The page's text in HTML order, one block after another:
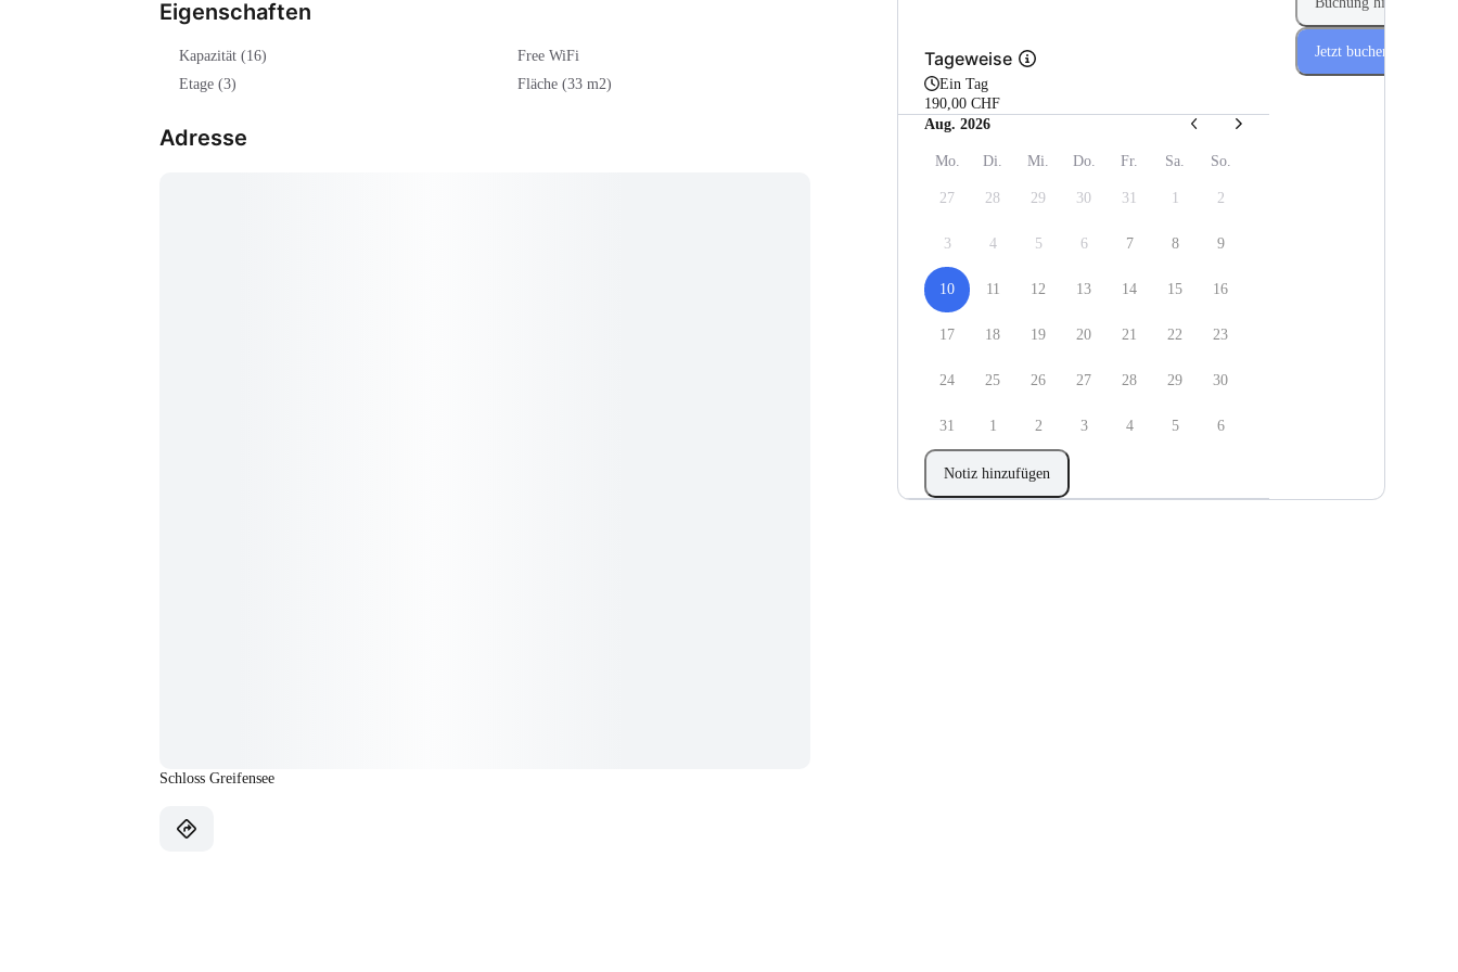
Eigenschaften
Kapazität (16)
Free WiFi
Etage (3)
Fläche (33 m2)
Adresse
Schloss Greifensee
Tageweise
Ein Tag
190,00 CHF
Aug. 2026
Mo. Di. Mi. Do. Fr. Sa. So.
27 28 29 30 31 1 2
3 4 5 6 7 8 9
10 11 12 13 14 15 16
17 18 19 20 21 22 23
24 25 26 27 28 29 30
31 1 2 3 4 5 6
Notiz hinzufügen
Jetzt buchen